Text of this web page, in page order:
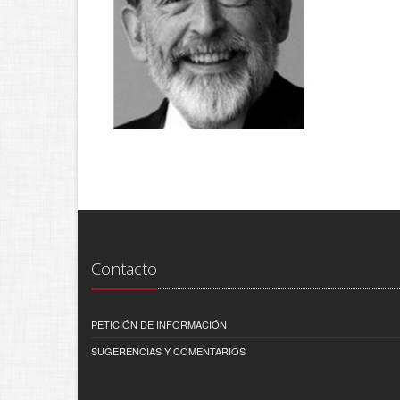
Contacto
PETICIÓN DE INFORMACIÓN
SUGERENCIAS Y COMENTARIOS